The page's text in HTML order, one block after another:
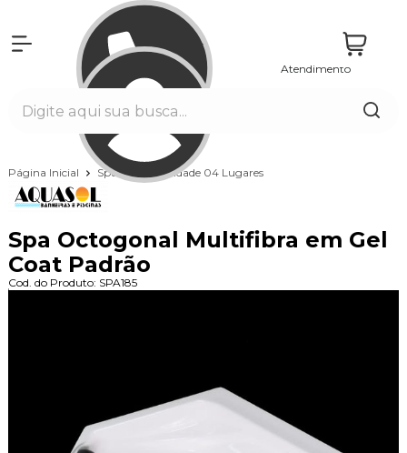
Atendimento
Página Inicial Spas Capacidade 04 Lugares
Spa Octogonal Multifibra em Gel
Coat Padrão
Cod. do Produto: SPA185